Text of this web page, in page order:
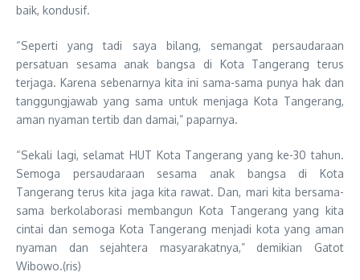
baik, kondusif.
“Seperti yang tadi saya bilang, semangat persaudaraan
persatuan sesama anak bangsa di Kota Tangerang terus
terjaga. Karena sebenarnya kita ini sama-sama punya hak dan
tanggungjawab yang sama untuk menjaga Kota Tangerang,
aman nyaman tertib dan damai,” paparnya.
“Sekali lagi, selamat HUT Kota Tangerang yang ke-30 tahun.
Semoga persaudaraan sesama anak bangsa di Kota
Tangerang terus kita jaga kita rawat. Dan, mari kita bersama-
sama berkolaborasi membangun Kota Tangerang yang kita
cintai dan semoga Kota Tangerang menjadi kota yang aman
nyaman dan sejahtera masyarakatnya,” demikian Gatot
Wibowo.(ris)